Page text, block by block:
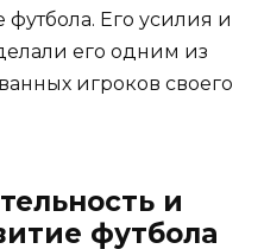
Его усилия и
его одним из
игроков своего
и
футбола